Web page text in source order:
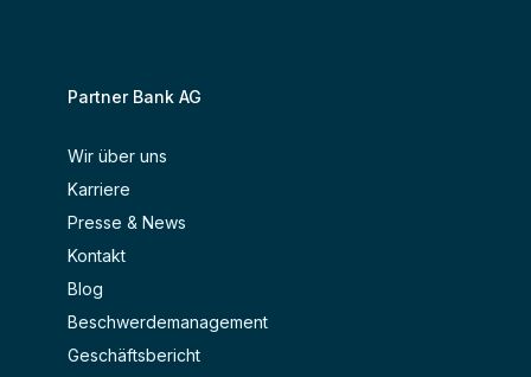
Partner Bank AG
Wir über uns
Karriere
Presse & News
Kontakt
Blog
Beschwerdemanagement
Geschäftsbericht